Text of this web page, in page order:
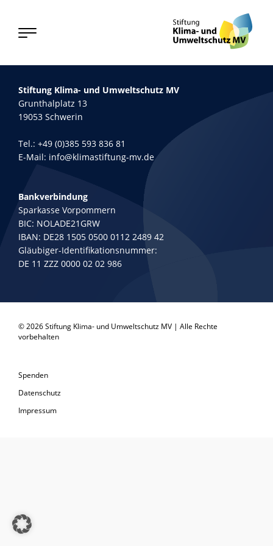
Stiftung Klima- und Umweltschutz MV
Grunthalplatz 13
19053 Schwerin
Tel.: +49 (0)385 593 836 81
E-Mail: info@klimastiftung-mv.de
Bankverbindung
Sparkasse Vorpommern
BIC: NOLADE21GRW
IBAN: DE28 1505 0500 0112 2489 42
Gläubiger-Identifikationsnummer:
DE 11 ZZZ 0000 02 02 986
© 2026 Stiftung Klima- und Umweltschutz MV | Alle Rechte
vorbehalten
Spenden
Datenschutz
Impressum